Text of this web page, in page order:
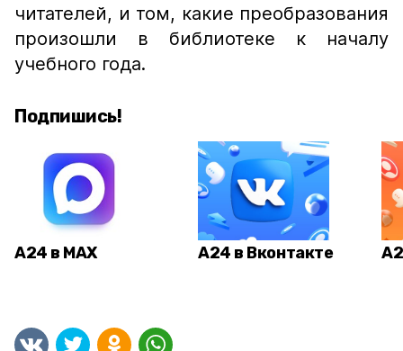
читателей, и том, какие преобразования
произошли в библиотеке к началу
учебного года.
Подпишись!
А24 в MAX А24 в Вконтакте